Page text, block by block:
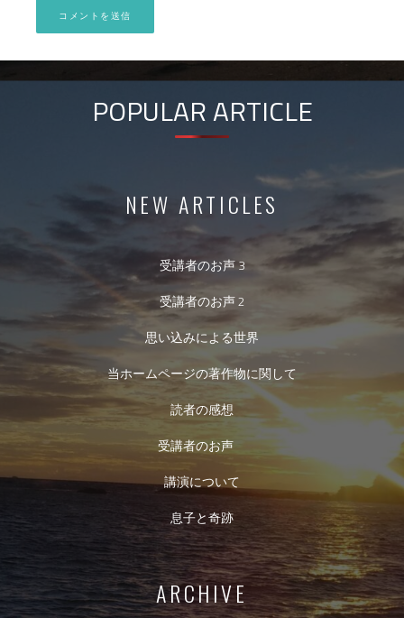
POPULAR ARTICLE
NEW ARTICLES
受講者のお声 3
受講者のお声 2
思い込みによる世界
当ホームページの著作物に関して
読者の感想
受講者のお声
講演について
息子と奇跡
ARCHIVE